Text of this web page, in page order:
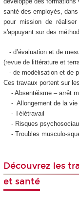
santé des employés,
pour mission de
s'appuyant sur des
- d’évaluation et de
(revue de littérature et
- de modélisation et de
Ces travaux portent sur
- Absentéisme – arrêt
- Allongement de la vie
- Télétravail
- Risques
- Troubles musculo-
Découvrez les
et santé